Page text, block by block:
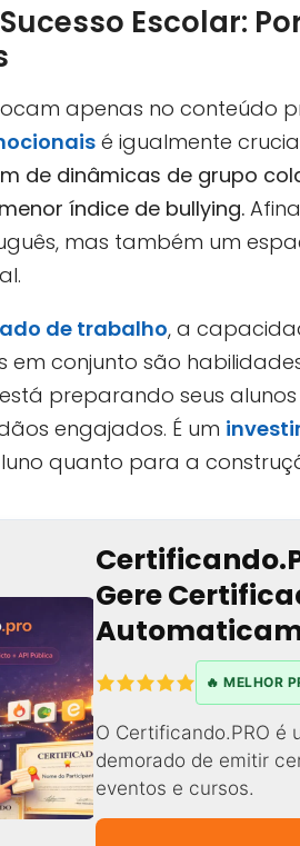
Escolar:
apenas no conteúdo
é igualmente
de dinâmicas de grupo
índice de bullying.
mas também um
de trabalho, a
em conjunto são
preparando seus
engajados. É um
quanto para a
Gere
🔥 MELHOR
O Certificando.PRO é
demorado de emitir
eventos e cursos.